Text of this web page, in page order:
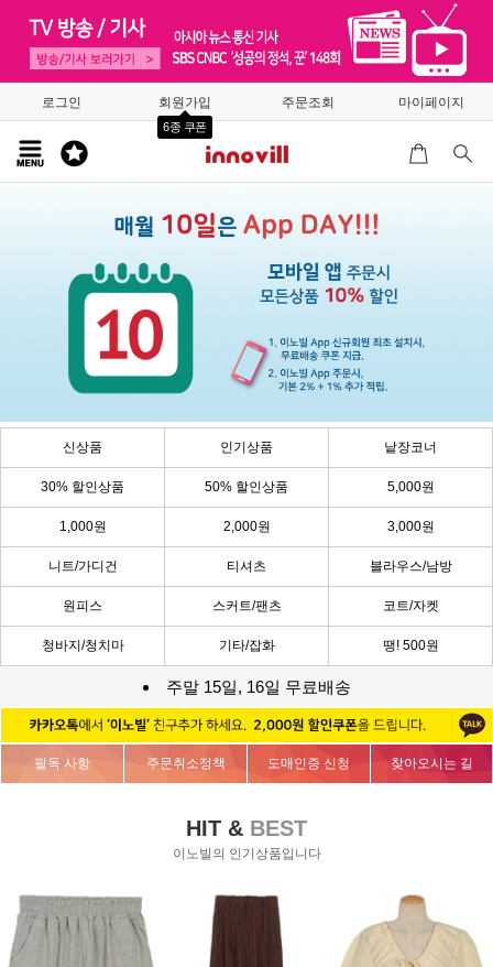
로그인 회원가입
6종 쿠폰
주문조회 마이페이지
신상품 인기상품 낱장코너
30% 할인상품 50% 할인상품 5,000원
1,000원 2,000원 3,000원
니트/가디건 티셔츠 블라우스/남방
원피스 스커트/팬츠 코트/자켓
청바지/청치마 기타/잡화 땡! 500원
주말 15일, 16일 무료배송
필독 사항 주문취소정책 도매인증 신청 찾아오시는 길
HIT & BEST
이노빌의 인기상품입니다